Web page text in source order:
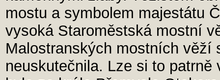
mostu a symbolem majestátu
vysoká Staroměstská mostní
Malostranských mostních věží
neuskutečnila. Lze si to